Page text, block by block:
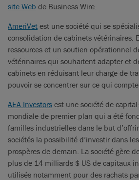
site Web de Business Wire.
AmeriVet est une société qui se
consolidation de cabinets vétérinaires.
ressources et un soutien opérationnel
vétérinaires qui souhaitent adapter et
cabinets en réduisant leur charge de
pouvoir se concentrer sur ce qui
AEA Investors est une société de
mondiale de premier plan qui a été
familles industrielles dans le but
sociétés la possibilité d’investir dans
prospères de demain. La société gère
plus de 14 milliards $ US de capitaux
utilisés notamment pour des rachats